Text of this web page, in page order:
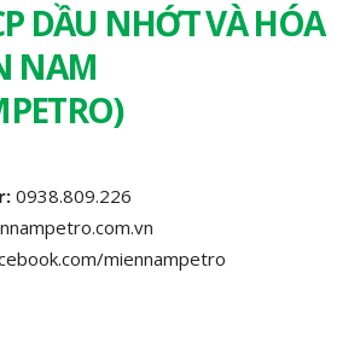
DẦU NHỚT VÀ HÓA
NAM
0938.809.226
miennampetro